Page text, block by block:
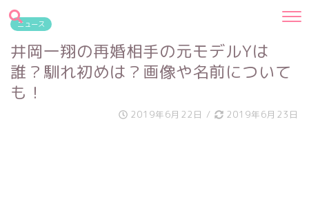
ニュース
井岡一翔の再婚相手の元モデルYは
誰？馴れ初めは？画像や名前について
も！
2019年6月22日 / 2019年6月23日